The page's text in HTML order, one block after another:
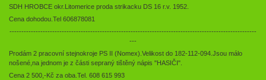
SDH HROBCE okr.Litomerice proda strikacku DS 16 r.v. 1952.
Cena dohodou.Tel 606878081
--------------------------------------------------------------------------------------------------------
---
Prodám 2 pracovní stejnokroje PS II (Nomex).Velikost do 182-112-094.Jsou málo
nošené,na jednom je z části sepraný tištěný nápis "HASIČI".
Cena 2 500,-Kč za oba.Tel. 608 615 993